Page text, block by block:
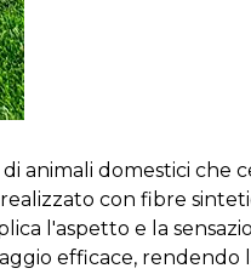
animali domestici che
con fibre
l'aspetto e la
efficace, rendendo